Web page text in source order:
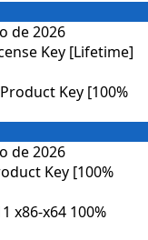
de 2026
Key [Lifetime]
de 2026
Key [100%